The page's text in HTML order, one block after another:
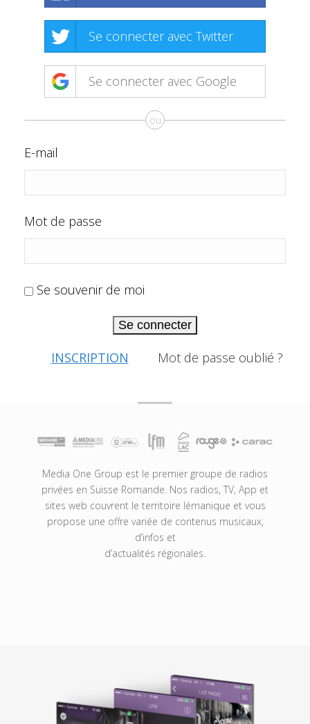
Se connecter avec Twitter
Se connecter avec Google
ou
E-mail
Mot de passe
Se souvenir de moi
Se connecter
INSCRIPTION Mot de passe oublié ?
Media One Group est le premier groupe de radios
privées en Suisse Romande. Nos radios, TV, App et
sites web couvrent le territoire lémanique et vous
propose une offre variée de contenus musicaux,
d’infos et
d’actualités régionales.